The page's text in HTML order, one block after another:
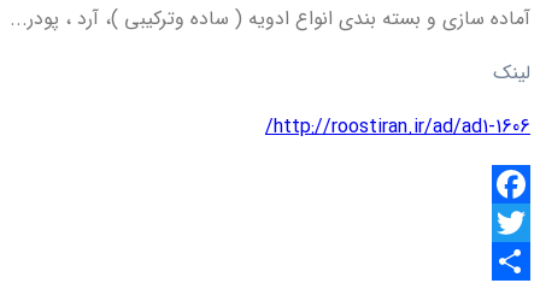
آماده سازی و بسته بندی انواع ادویه ( ساده وترکیبی )، آرد ، پودر...
لینک
http://roostiran.ir/ad/ad1-1606/
Facebook
Twitter